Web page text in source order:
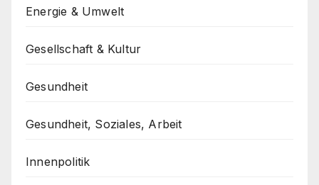
Energie & Umwelt
Gesellschaft & Kultur
Gesundheit
Gesundheit, Soziales, Arbeit
Innenpolitik